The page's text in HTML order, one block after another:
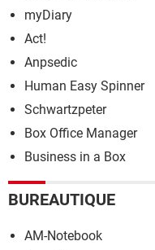
myDiary
Act!
Anpsedic
Human Easy Spinner
Schwartzpeter
Box Office Manager
Business in a Box
BUREAUTIQUE
AM-Notebook